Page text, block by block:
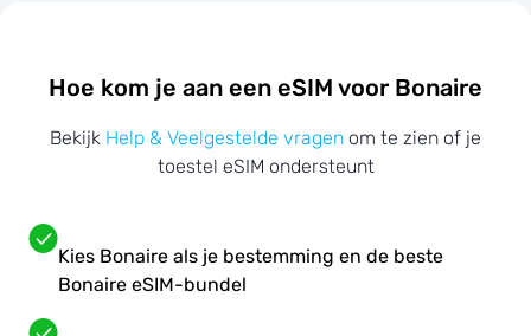
Hoe kom je aan een eSIM voor Bonaire
Bekijk Help & Veelgestelde vragen om te zien of je
toestel eSIM ondersteunt
Kies Bonaire als je bestemming en de beste
Bonaire eSIM-bundel